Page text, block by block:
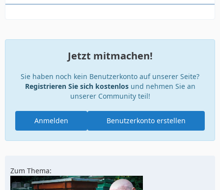
Jetzt mitmachen!
Sie haben noch kein Benutzerkonto auf unserer Seite?
Registrieren Sie sich kostenlosund nehmen Sie an
unserer Community teil!
Benutzerkonto erstellen
Anmelden
Zum Thema: